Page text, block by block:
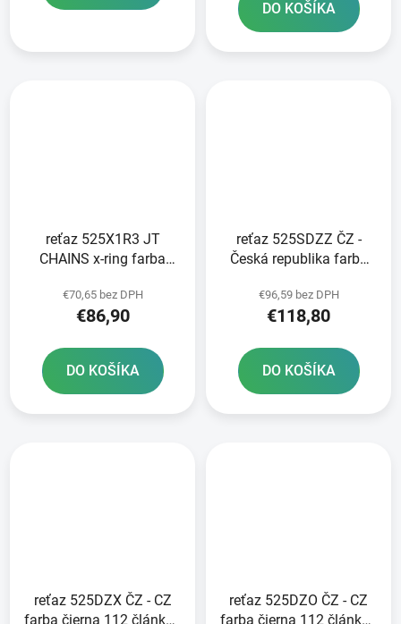
DO KOŠÍKA
reťaz 525X1R3 JT
CHAINS x-ring farba
vrátane nitovej spojky
€70,65 bez DPH
€86,90
DO KOŠÍKA
reťaz 525SDZZ ČZ -
Česká republika farba
vrátane nitovej spojky
RIVET
€96,59 bez DPH
€118,80
DO KOŠÍKA
reťaz 525DZX ČZ - CZ
farba čierna 112 článkov
reťaz 525DZO ČZ - CZ
farba čierna 112 článkov